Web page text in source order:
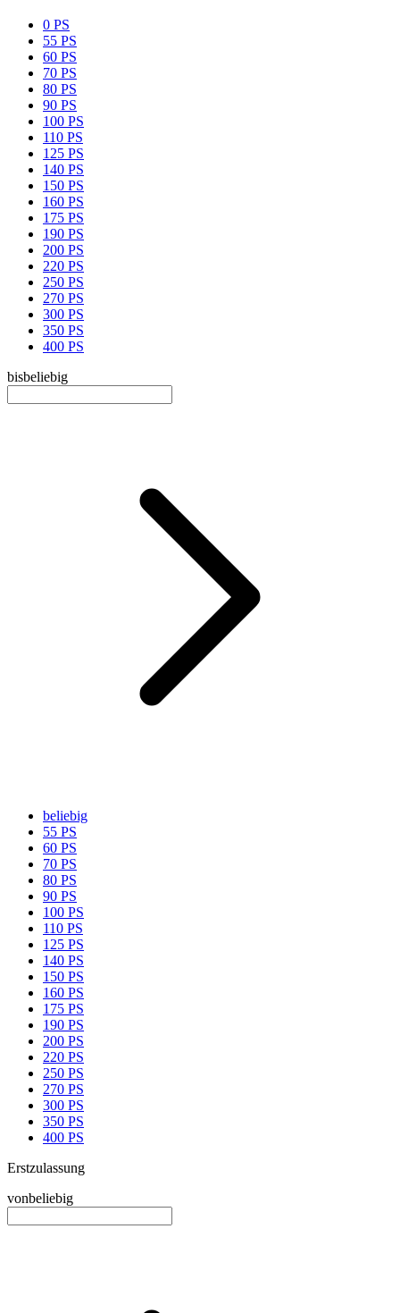
0 PS
55 PS
60 PS
70 PS
80 PS
90 PS
100 PS
110 PS
125 PS
140 PS
150 PS
160 PS
175 PS
190 PS
200 PS
220 PS
250 PS
270 PS
300 PS
350 PS
400 PS
bisbeliebig
beliebig
55 PS
60 PS
70 PS
80 PS
90 PS
100 PS
110 PS
125 PS
140 PS
150 PS
160 PS
175 PS
190 PS
200 PS
220 PS
250 PS
270 PS
300 PS
350 PS
400 PS
Erstzulassung
vonbeliebig